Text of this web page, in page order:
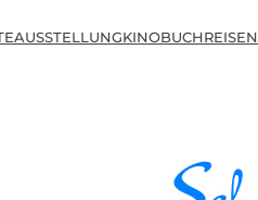
AUSSTELLUNGKINOBUCHREISEN